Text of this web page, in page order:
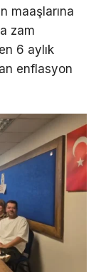
maaşlarına
zam
6 aylık
enflasyon